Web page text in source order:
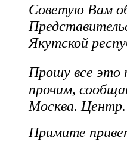
Советую Вам
Якутской
Прошу все это
прочим,
Москва. Центр.
Примите